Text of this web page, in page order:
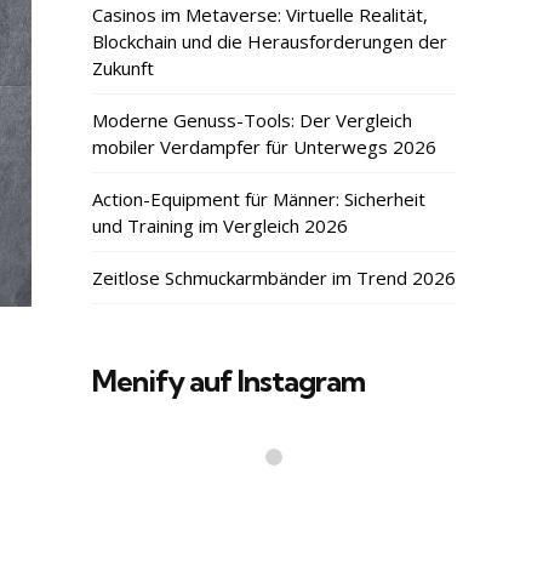
Casinos im Metaverse: Virtuelle Realität,
Blockchain und die Herausforderungen der
Zukunft
Moderne Genuss-Tools: Der Vergleich
mobiler Verdampfer für Unterwegs 2026
Action-Equipment für Männer: Sicherheit
und Training im Vergleich 2026
Zeitlose Schmuckarmbänder im Trend 2026
Menify auf Instagram